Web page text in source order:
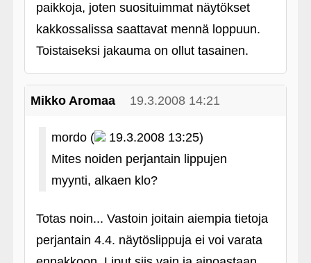
paikkoja, joten suosituimmat näytökset
kakkossalissa saattavat mennä loppuun.
Toistaiseksi jakauma on ollut tasainen.
Mikko Aromaa 19.3.2008 14:21
mordo (
19.3.2008 13:25)
Mites noiden perjantain lippujen
myynti, alkaen klo?
Totas noin... Vastoin joitain aiempia tietoja
perjantain 4.4. näytöslippuja ei voi varata